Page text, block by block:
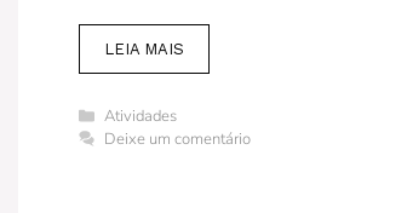
LEIA MAIS
Categorias
Atividades
Deixe um comentário